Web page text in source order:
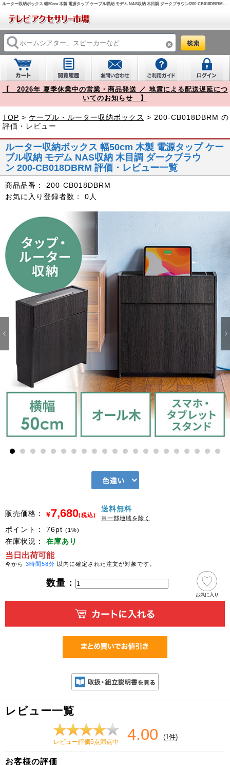
ルーター収納ボックス 幅50cm 木製 電源タップ ケーブル収納 モデム NAS収納 木目調 ダークブラウン/200-CB018DBRM【テレビアクセサリー市場】
【 2026年 夏季休業中の営業・商品発送 ／ 地震による配送遅延につ
いてのお知らせ 】
TOP > ケーブル・ルーター収納ボックス > 200-CB018DBRM の
評価・レビュー
ルーター収納ボックス 幅50cm 木製 電源タップ ケー
ブル収納 モデム NAS収納 木目調 ダークブラウ
ン 200-CB018DBRM 評価・レビュー一覧
商品品番：
200-CB018DBRM
お気に入り登録者数：
0人
10 11 12 13 14 15 16 17 18 19 20
販売価格： ¥7,680(税込)
送料無料
※一部地域を除く
ポイント： 76pt (1%)
在庫状況： 在庫あり
当日出荷可能
今から 3時間58分 以内に確定された注文が対象です。
数量：
お気に入り
レビュー一覧
レビュー評価5点満点中 4.00 (1件)
お客様の評価